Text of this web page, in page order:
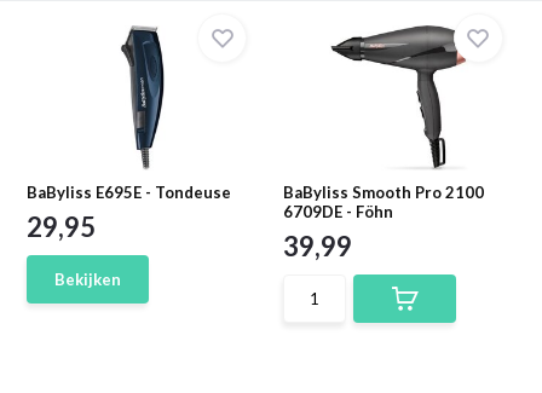
BaByliss E695E - Tondeuse
29,95
Bekijken
BaByliss Smooth Pro 2100
6709DE - Föhn
39,99